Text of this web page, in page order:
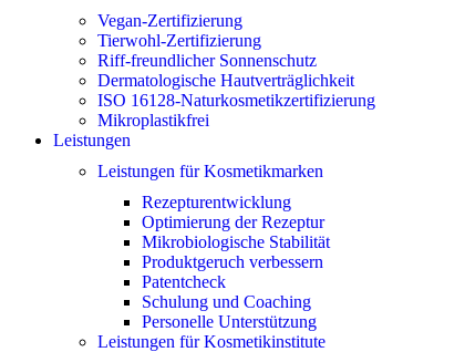
Vegan-Zertifizierung
Tierwohl-Zertifizierung
Riff-freundlicher Sonnenschutz
Dermatologische Hautverträglichkeit
ISO 16128-Naturkosmetikzertifizierung
Mikroplastikfrei
Leistungen
Leistungen für Kosmetikmarken
Rezepturentwicklung
Optimierung der Rezeptur
Mikrobiologische Stabilität
Produktgeruch verbessern
Patentcheck
Schulung und Coaching
Personelle Unterstützung
Leistungen für Kosmetikinstitute